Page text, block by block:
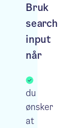
Bruk
search
input
når
du
ønsker
at